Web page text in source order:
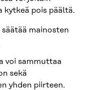
kytkeä pois päältä.
säätää mainosten
voi sammuttaa
sekä
yhden piirteen.